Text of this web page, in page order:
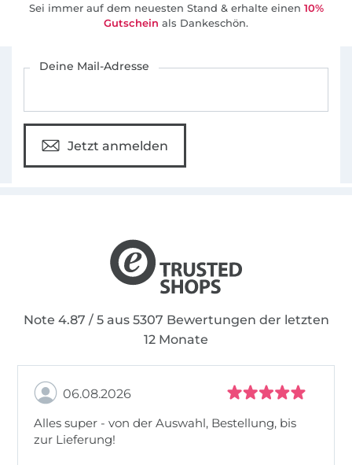
Sei immer auf dem neuesten Stand & erhalte einen 10%
Gutschein als Dankeschön.
Deine Mail-Adresse
Jetzt anmelden
Note 4.87 / 5 aus 5307 Bewertungen der letzten
12 Monate
06.08.2026
Alles super - von der Auswahl, Bestellung, bis
zur Lieferung!